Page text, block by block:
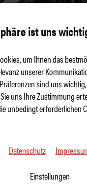
einer
ist uns
um Ihnen das
unserer
sind uns
uns Ihre Zustimmung
unbedingt erforderlichen
Datenschutz
Einstellungen